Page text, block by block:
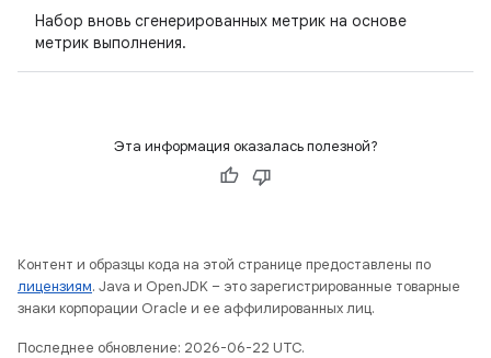
Набор вновь сгенерированных метрик на основе
метрик выполнения.
Эта информация оказалась полезной?
Контент и образцы кода на этой странице предоставлены по
лицензиям. Java и OpenJDK – это зарегистрированные товарные
знаки корпорации Oracle и ее аффилированных лиц.
Последнее обновление: 2026-06-22 UTC.